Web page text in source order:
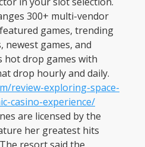
300+ multi-vendor
games, trending
newest games, and
hot drop games with
drop hourly and daily.
review-exploring-space-
casino-experience/
are licensed by the
her greatest hits